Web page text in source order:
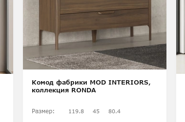
Комод фабрики MOD INTERIORS,
коллекция RONDA
Размер: 119.8 45 80.4